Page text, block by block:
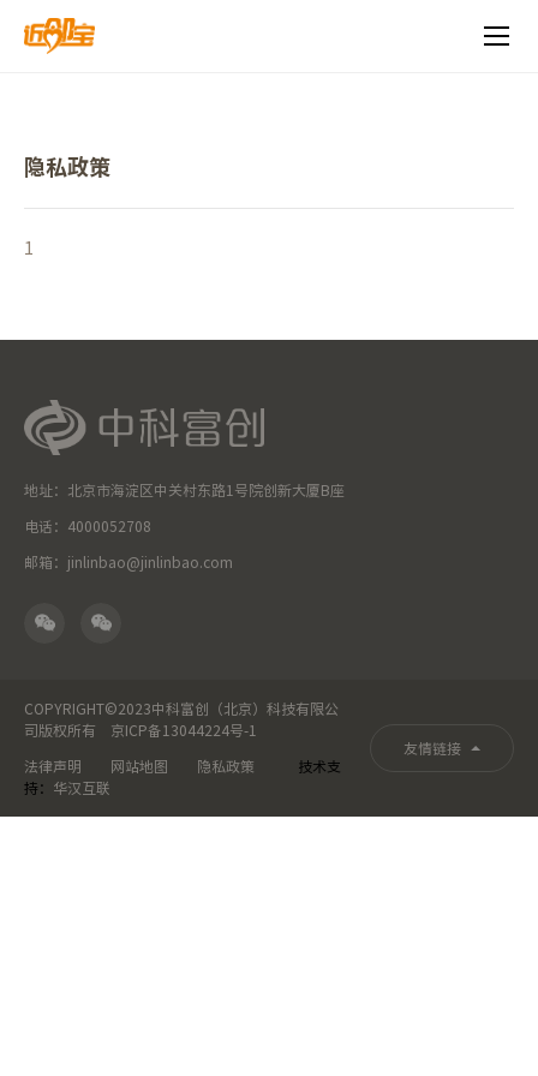
隐私政策
1
地址：北京市海淀区中关村东路1号院创新大厦B座
电话：4000052708
邮箱：jinlinbao@jinlinbao.com
COPYRIGHT©2023中科富创（北京）科技有限公
司版权所有 京ICP备13044224号-1
法律声明 网站地图 隐私政策
技术支
持： 华汉互联
友情链接